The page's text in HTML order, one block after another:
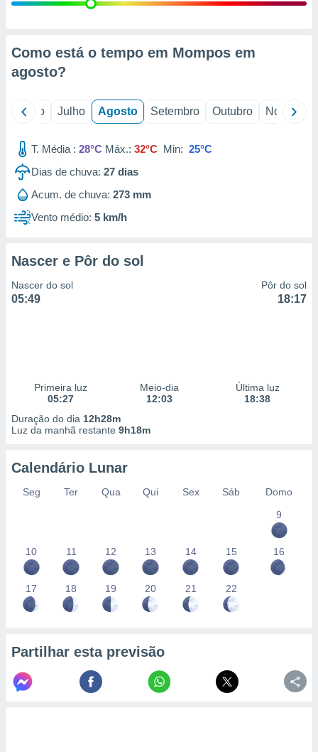
estudos
1199
Como está o tempo em Mompos em
agosto?
Junho Julho Agosto Setembro Outubro Novembro
T. Média : 28°C Máx.: 32°C Min: 25°C
Dias de chuva: 27 dias
Acum. de chuva: 273 mm
Vento médio: 5 km/h
Nascer e Pôr do sol
Nascer do sol
05:49
Pôr do sol
18:17
Primeira luz
05:27
Meio-dia
12:03
Última luz
18:38
Duração do dia 12h28m
Luz da manhã restante 9h18m
Calendário Lunar
Seg Ter Qua Qui Sex Sáb
Domo
9
10 11 12 13 14 15 16
17 18 19 20 21 22
Partilhar esta previsão